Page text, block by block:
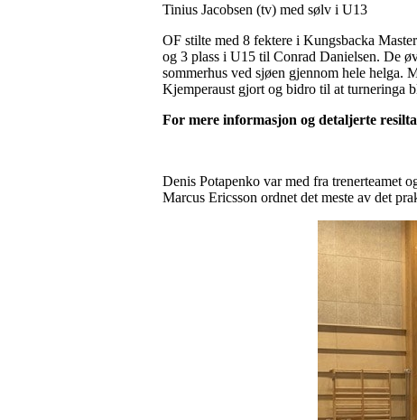
Tinius Jacobsen (tv) med sølv i U13
OF stilte med 8 fektere i Kungsbacka
og 3 plass i U15 til Conrad Danielsen. De
sommerhus ved sjøen gjennom hele helga.
Kjemperaust gjort og bidro til at turneringa
For mere informasjon og detaljerte
Denis Potapenko var med fra trenerteamet
Marcus Ericsson ordnet det meste av det